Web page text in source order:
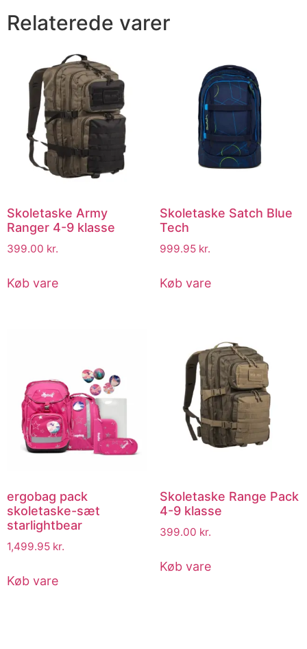
Relaterede varer
Skoletaske Army
Ranger 4-9 klasse
399.00 kr.
Køb vare
Skoletaske Satch Blue
Tech
999.95 kr.
Køb vare
ergobag pack
skoletaske-sæt
starlightbear
1,499.95 kr.
Køb vare
Skoletaske Range Pack
4-9 klasse
399.00 kr.
Køb vare